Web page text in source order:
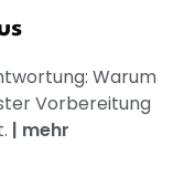
Warum
Vorbereitung
| mehr